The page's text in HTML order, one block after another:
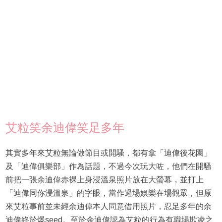
艾粒笑余迪偉笑足多年
其實多年來艾粒無論做節目或開騷，都有拿「迪偉後花園」
及「迪偉俱樂部」作為話題，不過今次玩大咗，他們在開騷
前把一張余迪偉赤裸上身浸溫泉照片放在大螢幕，並打上
「迪偉同你浸溫泉」的字眼，當作過場娛樂在場觀眾，但原
來艾粒事前並未經余迪偉本人同意借用照片，忍足多年的余
迪偉終於爆seed。至於余迪偉認為艾粒的行為有職場欺凌之